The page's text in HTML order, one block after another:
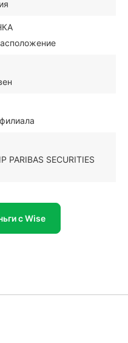
PARIBAS SECURITIES
с Wise